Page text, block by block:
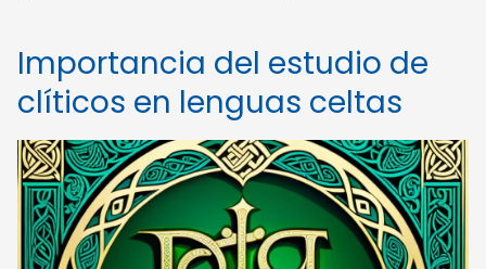
Importancia del estudio de
clíticos en lenguas celtas